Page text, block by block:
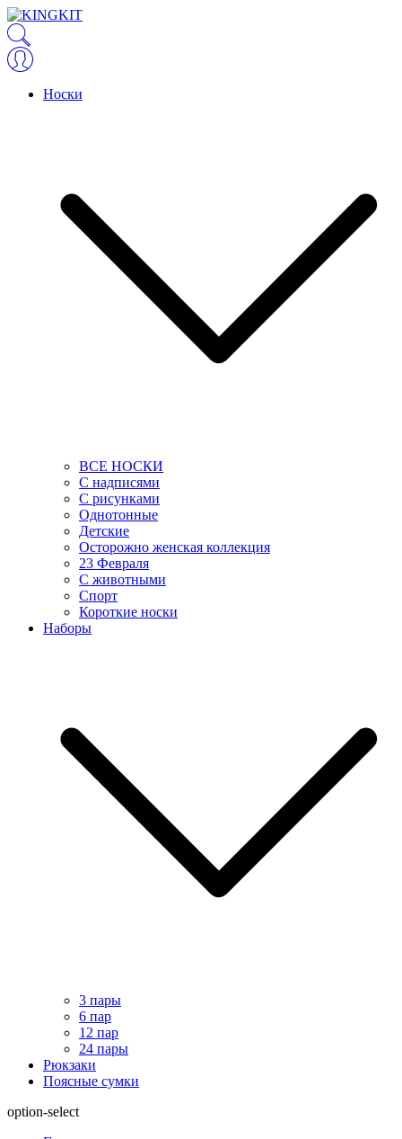
Носки
ВСЕ НОСКИ
С надписями
С рисунками
Однотонные
Детские
Осторожно женская коллекция
23 Февраля
С животными
Спорт
Короткие носки
Наборы
3 пары
6 пар
12 пар
24 пары
Рюкзаки
Поясные сумки
option-select